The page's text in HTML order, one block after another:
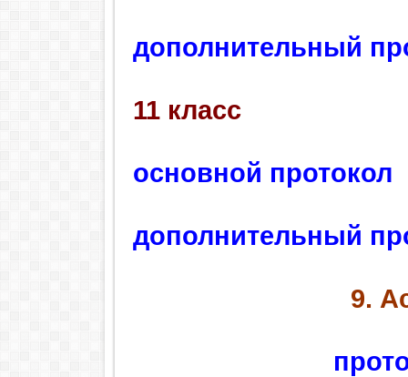
дополнительный
11 класс
основной протокол
дополнительный
9.